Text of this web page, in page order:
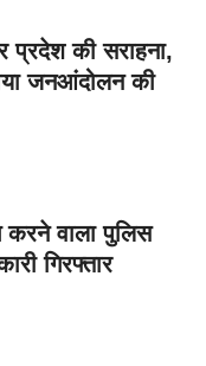
प्रदेश की सराहना,
जनआंदोलन की
करने वाला पुलिस
गिरफ्तार